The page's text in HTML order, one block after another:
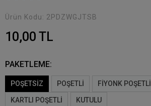
Ürün Kodu: 2PDZWGJTSB
10,00 TL
PAKETLEME:
POŞETSİZ POŞETLİ FİYONK POŞETLİ
KARTLI POŞETLİ KUTULU